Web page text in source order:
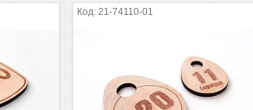
21-74110-01